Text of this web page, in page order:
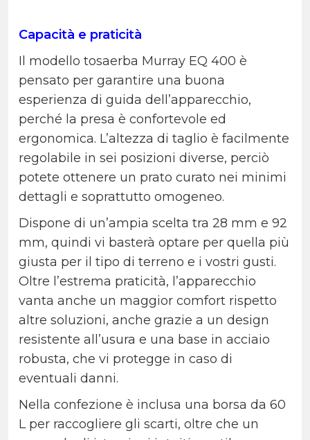
Capacità e praticità
Il modello tosaerba Murray EQ 400 è
pensato per garantire una buona
esperienza di guida dell’apparecchio,
perché la presa è confortevole ed
ergonomica. L’altezza di taglio è facilmente
regolabile in sei posizioni diverse, perciò
potete ottenere un prato curato nei minimi
dettagli e soprattutto omogeneo.
Dispone di un’ampia scelta tra 28 mm e 92
mm, quindi vi basterà optare per quella più
giusta per il tipo di terreno e i vostri gusti.
Oltre l’estrema praticità, l’apparecchio
vanta anche un maggior comfort rispetto
altre soluzioni, anche grazie a un design
resistente all’usura e una base in acciaio
robusta, che vi protegge in caso di
eventuali danni.
Nella confezione è inclusa una borsa da 60
L per raccogliere gli scarti, oltre che un